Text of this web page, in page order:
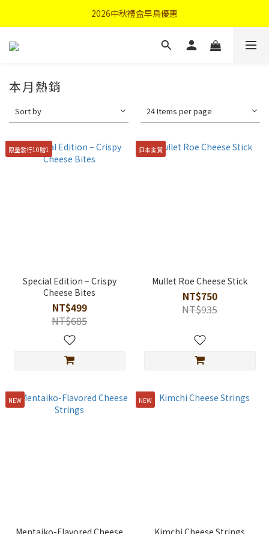
首購優惠輸入"N50"現折50元
2026中秋禮盒早鳥優惠
首購優惠輸入"N50"現折50元
本月熱銷
Sort by 24 Items per page
限量發行10贈1
Special Edition – Crispy
Cheese Bites
NT$499
NT$685
日本金賞
Mullet Roe Cheese Stick
NT$750
NT$935
NEW
Mentaiko-Flavored Cheese
NEW
Kimchi Cheese Strings